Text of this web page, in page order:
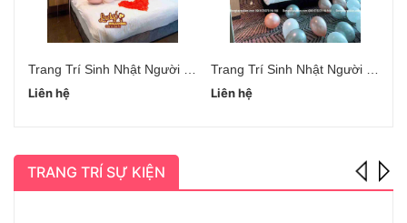
Liên hệ
Liên hệ
TRANG TRÍ SỰ KIỆN